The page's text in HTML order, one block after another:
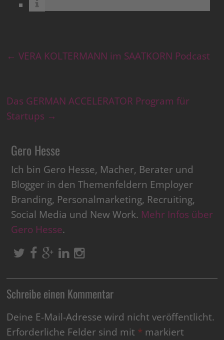
← VERA KOLTERMANN im SAATKORN Podcast
Das GERMAN ACCELERATOR Program für
Startups →
Gero Hesse
Ich bin Gero Hesse, Macher, Berater und
Blogger in den Themenfeldern Employer
Branding, Personalmarketing, Recruiting,
Social Media und New Work. Mehr Infos über
Gero Hesse.
Schreibe einen Kommentar
Deine E-Mail-Adresse wird nicht veröffentlicht.
Erforderliche Felder sind mit * markiert